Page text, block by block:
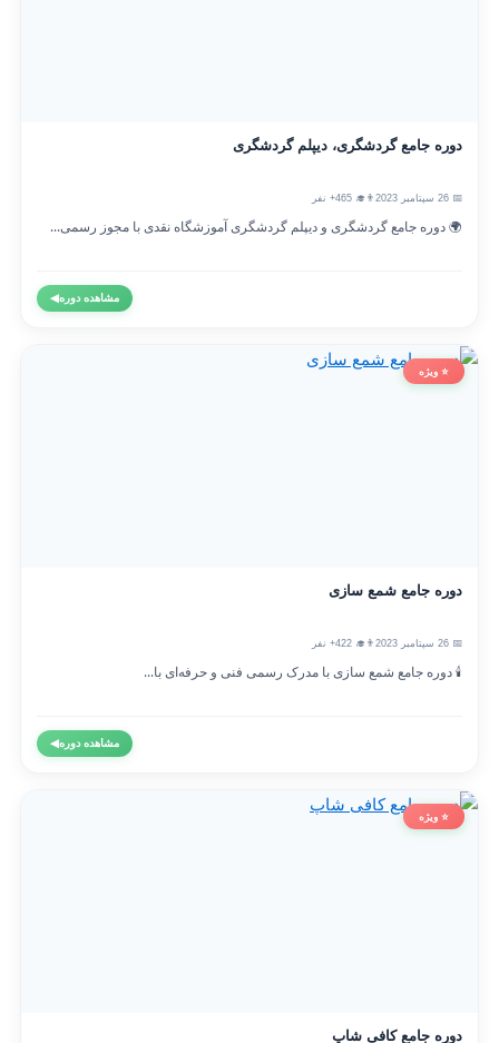
دوره جامع گردشگری، دیپلم گردشگری
👨‍🎓 465+ نفر
🌍 دوره جامع گردشگری و دیپلم گردشگری آموزشگاه نقدی با مجوز رسمی...
مشاهده دوره◀
⭐ ویژه
دوره جامع شمع سازی
👨‍🎓 422+ نفر
🕯️ دوره جامع شمع سازی با مدرک رسمی فنی و حرفه‌ای با...
مشاهده دوره◀
⭐ ویژه
دوره جامع کافی شاپ